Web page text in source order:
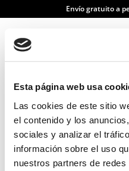
Esta página web usa
Las cookies de este sitio
el contenido y los
sociales y analizar el
información sobre el uso
nuestros partners de
Envío gratuito a
Menú
Inicio
Marrón
Mostrando el único